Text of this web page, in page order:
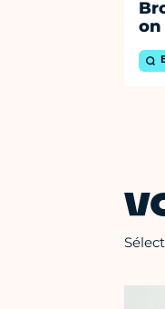
on